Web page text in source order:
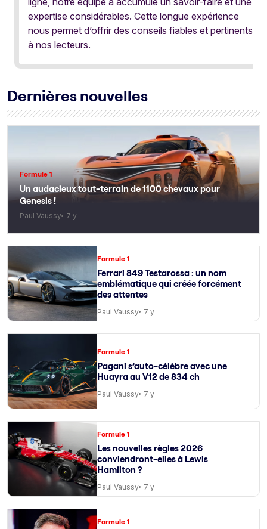
expertise considérables. Cette longue expérience
nous permet d’offrir des conseils fiables et pertinents
à nos lecteurs.
Dernières nouvelles
Formule 1
Un audacieux tout-terrain de 1100 chevaux pour
Genesis !
Paul Vaussy 7 y
Formule 1
Ferrari 849 Testarossa : un nom
emblématique qui créée forcément
des attentes
Paul Vaussy 7 y
Formule 1
Pagani s’auto-célèbre avec une
Huayra au V12 de 834 ch
Paul Vaussy 7 y
Formule 1
Les nouvelles règles 2026
conviendront-elles à Lewis
Hamilton ?
Paul Vaussy 7 y
Formule 1